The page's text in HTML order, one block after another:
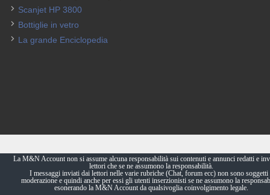
Scanjet HP 3800
Bottiglie in vetro
La grande Enciclopedia
La M&N Account non si assume alcuna responsabilità sui contenuti e annunci redatti e
lettori che se ne assumono la responsabilità.
I messaggi inviati dai lettori nelle varie rubriche (Chat, forum ecc) non sono soggetti
moderazione e quindi anche per essi gli utenti inserzionisti se ne assumono la
esonerando la M&N Account da qualsivoglia coinvolgimento legale.